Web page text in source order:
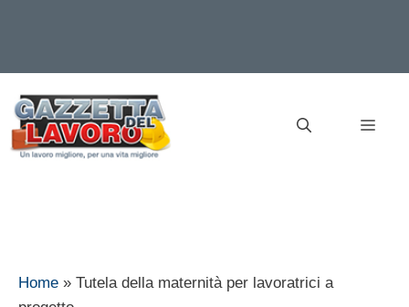
contenuto
Home » Tutela della maternità per lavoratrici a